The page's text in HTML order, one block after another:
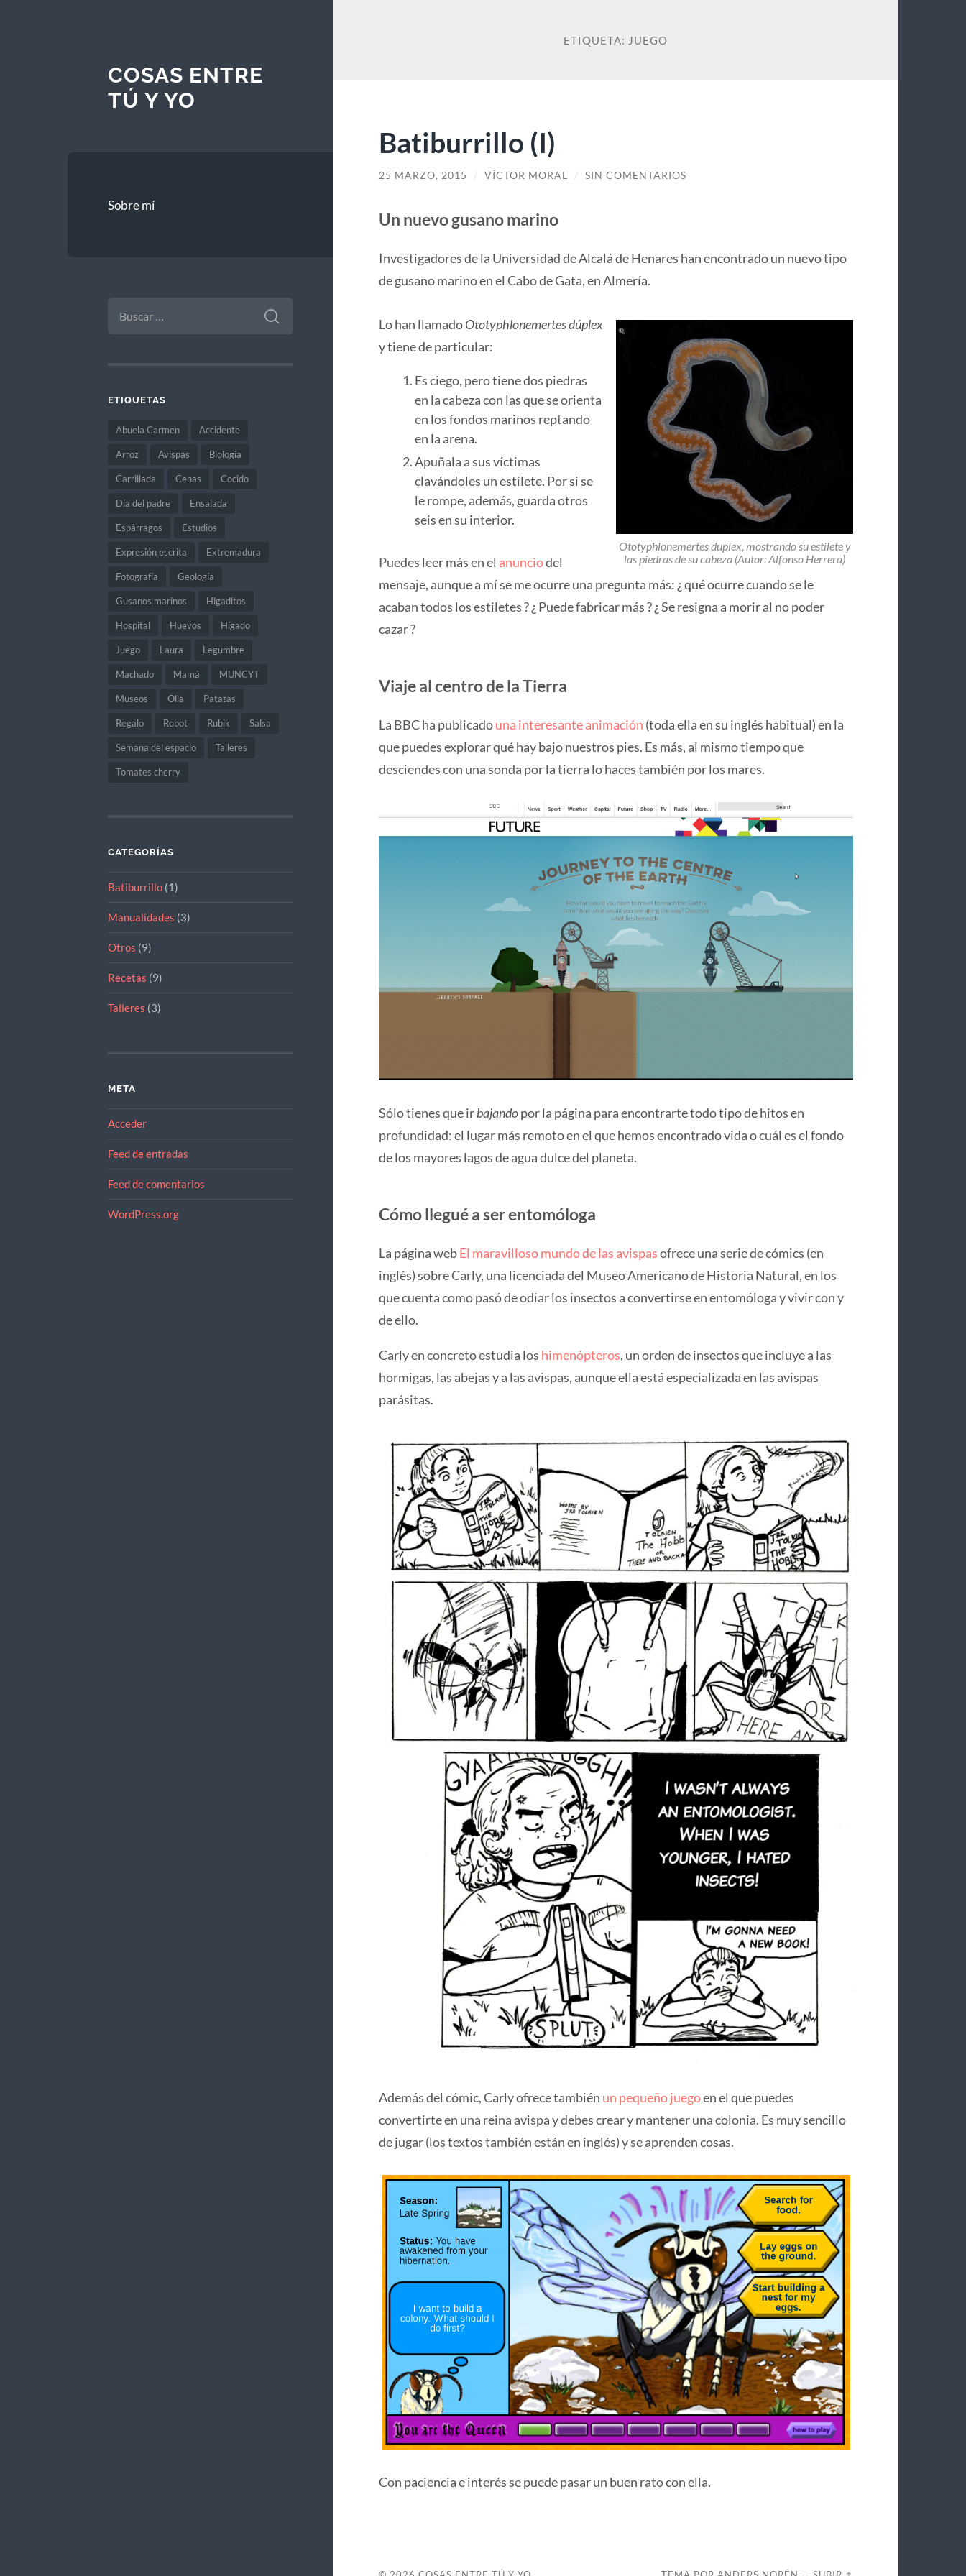
COSAS ENTRE
TÚ Y YO
Sobre mí
ETIQUETAS
Abuela Carmen Accidente
Arroz Avispas Biología
Carrillada Cenas Cocido
Día del padre Ensalada
Espárragos Estudios
Expresión escrita Extremadura
Fotografía Geología
Gusanos marinos Higaditos
Hospital Huevos Hígado
Juego Laura Legumbre
Machado Mamá MUNCYT
Museos Olla Patatas
Regalo Robot Rubik Salsa
Semana del espacio Talleres
Tomates cherry
CATEGORÍAS
Batiburrillo(1)
Manualidades (3)
Otros (9)
Recetas (9)
Talleres (3)
META
Acceder
Feed de entradas
Feed de comentarios
WordPress.org
ETIQUETA: JUEGO
Batiburrillo (I)
25 MARZO, 2015 / VÍCTOR MORAL / SIN COMENTARIOS
Un nuevo gusano marino
Investigadores de la Universidad de Alcalá de Henares han encontrado un nuevo tipo
de gusano marino en el Cabo de Gata, en Almería.
Ototyphlonemertes duplex, mostrando su estilete y
las piedras de su cabeza (Autor: Alfonso Herrera)
Lo han llamadoOtotyphlonemertes dúplex
y tiene de particular:
Es ciego, pero tiene dos piedras
en la cabeza con las que se orienta
en los fondos marinos reptando
en la arena.
Apuñala a sus víctimas
clavándoles un estilete. Por si se
le rompe, además, guarda otros
seis en su interior.
Puedes leer más en el anunciodel
mensaje, aunque a mí se me ocurre una pregunta más: ¿ qué ocurre cuando se le
acaban todos los estiletes ? ¿ Puede fabricar más ? ¿ Se resigna a morir al no poder
cazar ?
Viaje al centro de la Tierra
La BBC ha publicadouna interesante animación (toda ella en su inglés habitual) en la
que puedes explorar qué hay bajo nuestros pies. Es más, al mismo tiempo que
desciendes con una sonda por la tierra lo haces también por los mares.
Sólo tienes que irbajandopor la página para encontrarte todo tipo de hitos en
profundidad: el lugar más remoto en el que hemos encontrado vida o cuál es el fondo
de los mayores lagos de agua dulce del planeta.
Cómo llegué a ser entomóloga
La página webEl maravilloso mundo de las avispasofrece una serie de cómics (en
inglés) sobre Carly, una licenciada del Museo Americano de Historia Natural, en los
que cuenta como pasó de odiar los insectos a convertirse en entomóloga y vivir con y
de ello.
Carly en concreto estudia los himenópteros, un orden de insectos que incluye a las
hormigas, las abejas y a las avispas, aunque ella está especializada en las avispas
parásitas.
Además del cómic, Carly ofrece también un pequeño juegoen el que puedes
convertirte en una reina avispa y debes crear y mantener una colonia. Es muy sencillo
de jugar (los textos también están en inglés) y se aprenden cosas.
Con paciencia e interés se puede pasar un buen rato con ella.